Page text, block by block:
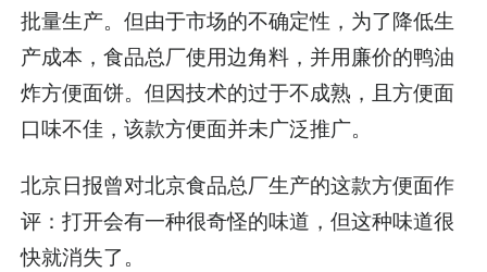
批量生产。但由于市场的不确定性，为了降低生
产成本，食品总厂使用边角料，并用廉价的鸭油
炸方便面饼。但因技术的过于不成熟，且方便面
口味不佳，该款方便面并未广泛推广。
北京日报曾对北京食品总厂生产的这款方便面作
评：打开会有一种很奇怪的味道，但这种味道很
快就消失了。